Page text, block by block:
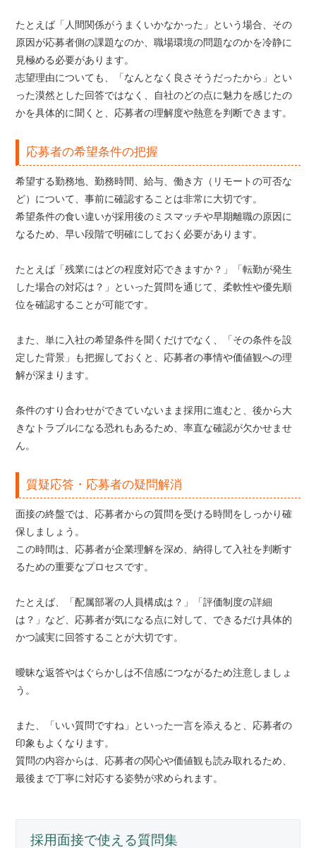
たとえば「人間関係がうまくいかなかった」という場合、その
原因が応募者側の課題なのか、職場環境の問題なのかを冷静に
見極める必要があります。
志望理由についても、「なんとなく良さそうだったから」とい
った漠然とした回答ではなく、自社のどの点に魅力を感じたの
かを具体的に聞くと、応募者の理解度や熱意を判断できます。
応募者の希望条件の把握
希望する勤務地、勤務時間、給与、働き方（リモートの可否な
ど）について、事前に確認することは非常に大切です。
希望条件の食い違いが採用後のミスマッチや早期離職の原因に
なるため、早い段階で明確にしておく必要があります。
たとえば「残業にはどの程度対応できますか？」「転勤が発生
した場合の対応は？」といった質問を通じて、柔軟性や優先順
位を確認することが可能です。
また、単に入社の希望条件を聞くだけでなく、「その条件を設
定した背景」も把握しておくと、応募者の事情や価値観への理
解が深まります。
条件のすり合わせができていないまま採用に進むと、後から大
きなトラブルになる恐れもあるため、率直な確認が欠かせませ
ん。
質疑応答・応募者の疑問解消
面接の終盤では、応募者からの質問を受ける時間をしっかり確
保しましょう。
この時間は、応募者が企業理解を深め、納得して入社を判断す
るための重要なプロセスです。
たとえば、「配属部署の人員構成は？」「評価制度の詳細
は？」など、応募者が気になる点に対して、できるだけ具体的
かつ誠実に回答することが大切です。
曖昧な返答やはぐらかしは不信感につながるため注意しましょ
う。
また、「いい質問ですね」といった一言を添えると、応募者の
印象もよくなります。
質問の内容からは、応募者の関心や価値観も読み取れるため、
最後まで丁寧に対応する姿勢が求められます。
採用面接で使える質問集